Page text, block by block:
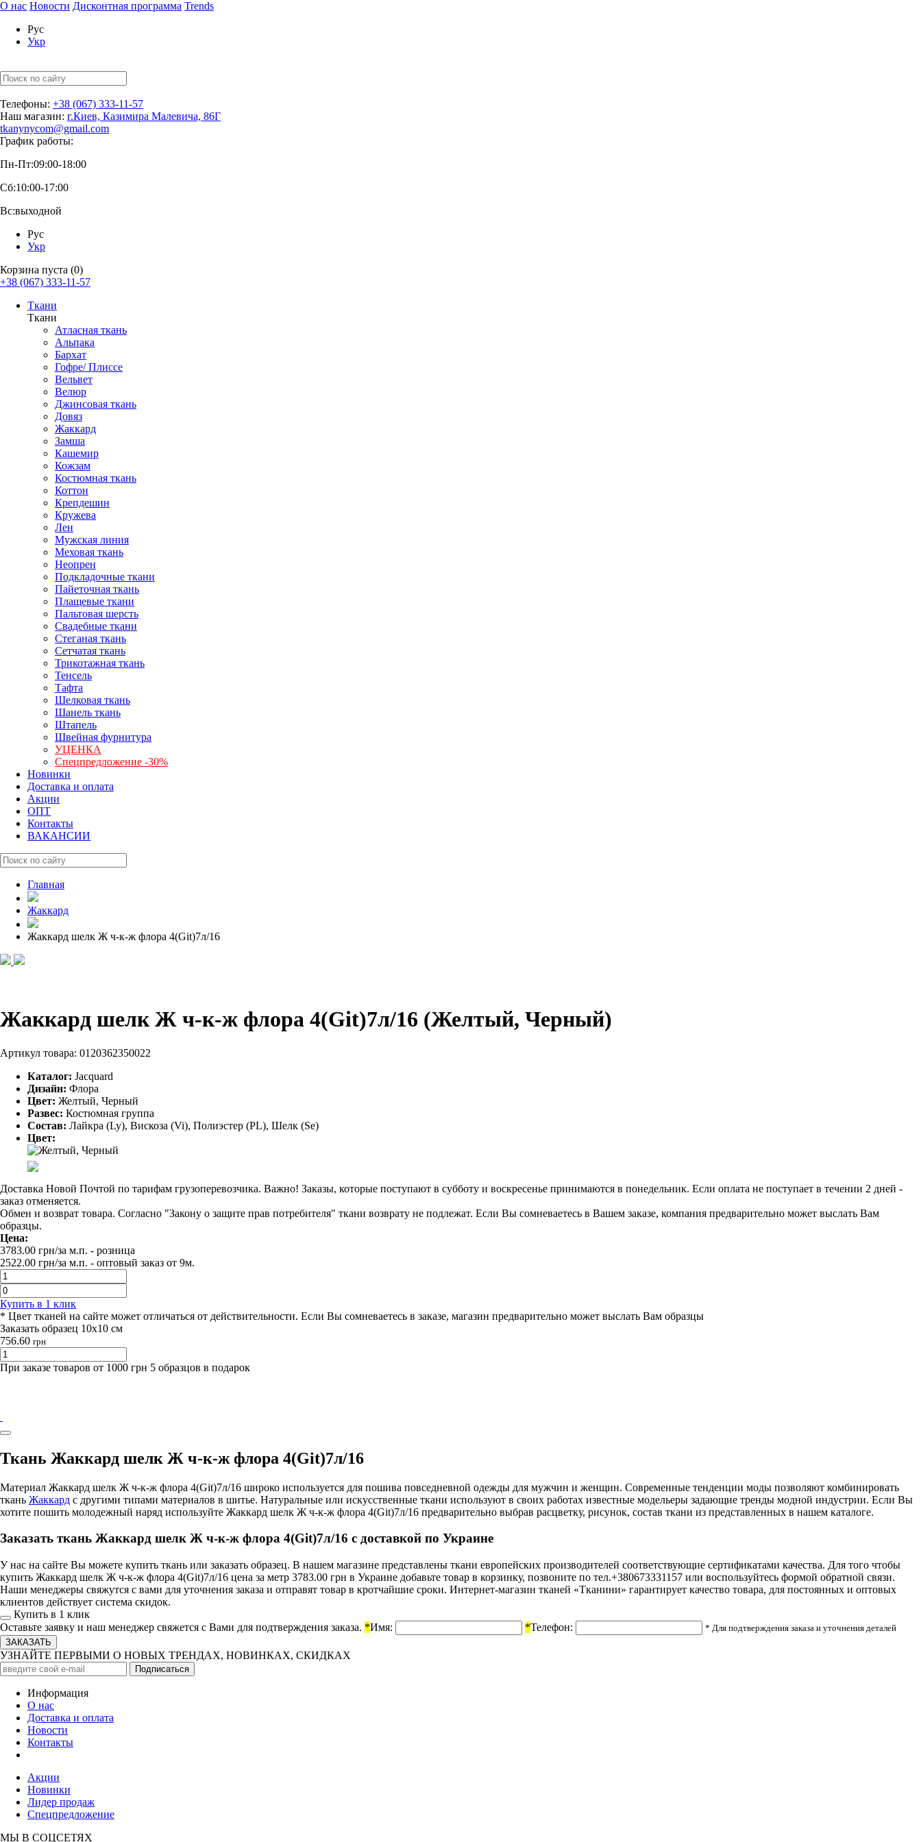
О нас Новости Дисконтная программа Trends
Рус
Укр
Телефоны: +38 (067) 333-11-57
Наш магазин: г.Киев, Казимира Малевича, 86Г
tkanynycom@gmail.com
График работы:
Пн-Пт:09:00-18:00
Сб:10:00-17:00
Вс:выходной
Рус
Укр
Корзина пуста (0)
+38 (067) 333-11-57
Ткани
Ткани
Атласная ткань
Альпака
Бархат
Гофре/ Плиссе
Вельвет
Велюр
Джинсовая ткань
Довяз
Жаккард
Замша
Кашемир
Кожзам
Костюмная ткань
Коттон
Крепдешин
Кружева
Лен
Мужская линия
Меховая ткань
Неопрен
Подкладочные ткани
Пайеточная ткань
Плащевые ткани
Пальтовая шерсть
Свадебные ткани
Стеганая ткань
Сетчатая ткань
Трикотажная ткань
Тенсель
Тафта
Шелковая ткань
Шанель ткань
Штапель
Швейная фурнитура
УЦЕНКА
Спецпредложение -30%
Новинки
Доставка и оплата
Акции
ОПТ
Контакты
ВАКАНСИИ
Главная
Жаккард
Жаккард шелк Ж ч-к-ж флора 4(Git)7л/16
Жаккард шелк Ж ч-к-ж флора 4(Git)7л/16 (Желтый, Черный)
Артикул товара: 0120362350022
Каталог: Jacquard
Дизайн: Флора
Цвет: Желтый, Черный
Развес: Костюмная группа
Состав: Лайкра (Ly), Вискоза (Vi), Полиэстер (PL), Шелк (Se)
Цвет:
Доставка Новой Почтой по тарифам грузоперевозчика. Важно! Заказы, которые поступают в субботу и воскресенье принимаются в понедельник. Если оплата не поступает в течении 2 дней -
заказ отменяется.
Обмен и возврат товара. Согласно "Закону о защите прав потребителя" ткани возврату не подлежат. Если Вы сомневаетесь в Вашем заказе, компания предварительно может выслать Вам
образцы.
Цена:
3783.00 грн/за м.п. - розница
2522.00 грн/за м.п. - оптовый заказ от 9м.
Купить в 1 клик
* Цвет тканей на сайте может отличаться от действительности. Если Вы сомневаетесь в заказе, магазин предварительно может выслать Вам образцы
Заказать образец 10х10 см
756.60 грн
При заказе товаров от 1000 грн 5 образцов в подарок
Ткань Жаккард шелк Ж ч-к-ж флора 4(Git)7л/16
Материал Жаккард шелк Ж ч-к-ж флора 4(Git)7л/16 широко используется для пошива повседневной одежды для мужчин и женщин. Современные тенденции моды позволяют комбинировать
ткань Жаккард с другими типами материалов в шитье. Натуральные или искусственные ткани используют в своих работах известные модельеры задающие тренды модной индустрии. Если Вы
хотите пошить молодежный наряд используйте Жаккард шелк Ж ч-к-ж флора 4(Git)7л/16 предварительно выбрав расцветку, рисунок, состав ткани из представленных в нашем каталоге.
Заказать ткань Жаккард шелк Ж ч-к-ж флора 4(Git)7л/16 с доставкой по Украине
У нас на сайте Вы можете купить ткань или заказать образец. В нашем магазине представлены ткани европейских производителей соответствующие сертификатами качества. Для того чтобы
купить Жаккард шелк Ж ч-к-ж флора 4(Git)7л/16 цена за метр 3783.00 грн в Украине добавьте товар в корзинку, позвоните по тел.+380673331157 или воспользуйтесь формой обратной связи.
Наши менеджеры свяжутся с вами для уточнения заказа и отправят товар в кротчайшие сроки. Интернет-магазин тканей «Тканини» гарантирует качество товара, для постоянных и оптовых
клиентов действует система скидок.
Купить в 1 клик
Оставьте заявку и наш менеджер свяжется с Вами для подтверждения заказа. *Имя: *Телефон: * Для подтверждения заказа и уточнения деталей
УЗНАЙТЕ ПЕРВЫМИ О НОВЫХ ТРЕНДАХ, НОВИНКАХ, СКИДКАХ
Информация
О нас
Доставка и оплата
Новости
Контакты
Акции
Новинки
Лидер продаж
Спецпредложение
МЫ В СОЦСЕТЯХ